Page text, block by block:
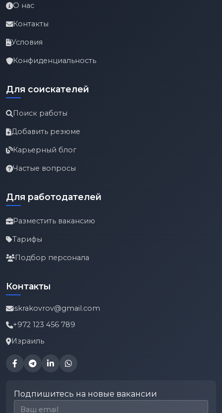
О нас
Контакты
Условия
Конфиденциальность
Для соискателей
Поиск работы
Добавить резюме
Карьерный блог
Частые вопросы
Для работодателей
Разместить вакансию
Тарифы
Подбор персонала
Контакты
iskrakovrov@gmail.com
+972 123 456 789
Израиль
Подпишитесь на новые вакансии
Email для подписки